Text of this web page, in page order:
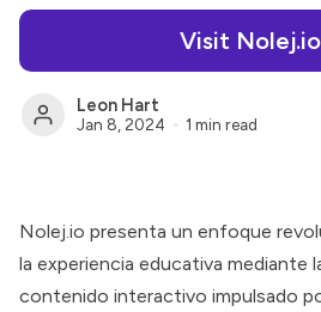
Visit Nolej.io
Leon Hart
Jan 8, 2024 1 min read
Nolej.io presenta un enfoque
la experiencia educativa mediante
contenido interactivo impulsado